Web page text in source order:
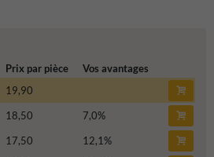
Prix par pièce
Vos avantages
19,90
18,50 7,0%
17,50 12,1%